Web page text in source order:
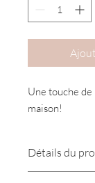
Une touche de
maison!
Détails du